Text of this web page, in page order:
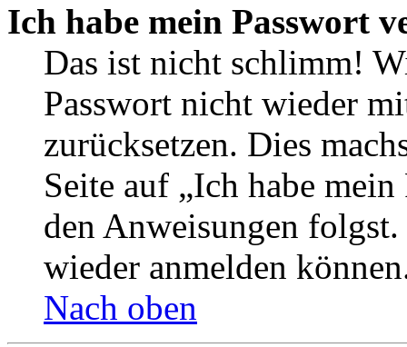
Ich habe mein Passwort
Das ist nicht schlimm!
Passwort nicht wieder
zurücksetzen. Dies
Seite auf „Ich habe
den Anweisungen
wieder anmelden
Nach oben